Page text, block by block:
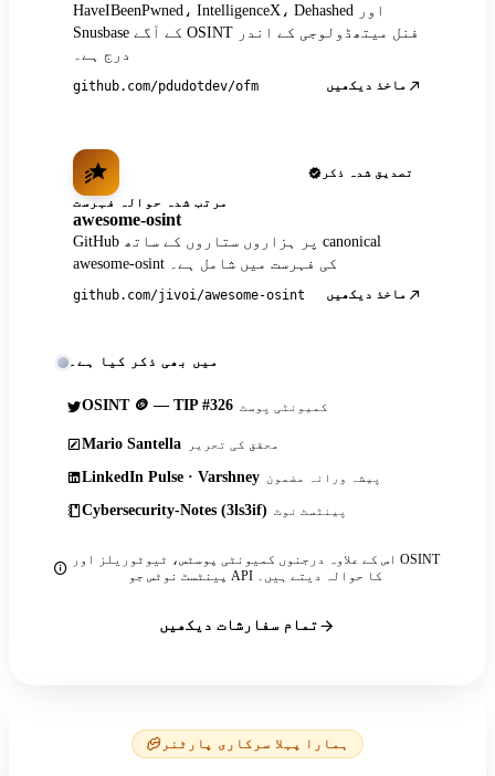
HaveIBeenPwned، IntelligenceX، Dehashed اور
Snusbase کے آگے OSINT فنل میتھڈولوجی کے اندر
درج ہے۔
github.com/pdudotdev/ofm ماخذ دیکھیں
تصدیق شدہ ذکر
مرتب شدہ حوالہ فہرست
awesome-osint
GitHub پر ہزاروں ستاروں کے ساتھ canonical
awesome-osint کی فہرست میں شامل ہے۔
github.com/jivoi/awesome-osint ماخذ دیکھیں
میں بھی ذکر کیا ہے۔
OSINT 🪙 — TIP #326 کمیونٹی پوسٹ
Mario Santella محقق کی تحریر
LinkedIn Pulse · Varshney پیشہ ورانہ مضمون
Cybersecurity-Notes (3ls3if) پینٹسٹ نوٹ
اس کے علاوہ درجنوں کمیونٹی پوسٹس، ٹیوٹوریلز اور OSINT
پینٹسٹ نوٹس جو API کا حوالہ دیتے ہیں۔
تمام سفارشات دیکھیں
ہمارا پہلا سرکاری پارٹنر